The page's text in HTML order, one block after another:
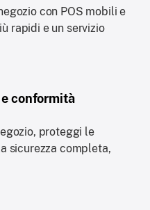
con POS mobili e
rapidi e un servizio
conformità
proteggi le
sicurezza completa,